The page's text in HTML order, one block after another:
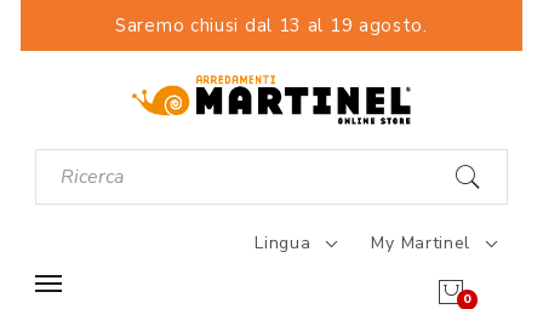
Saremo chiusi dal 13 al 19 agosto.
Lingua My Martinel
0